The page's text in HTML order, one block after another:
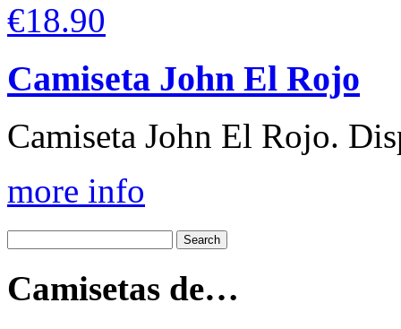
€18.90
Camiseta John El Rojo
Camiseta John El Rojo.
more info
Camisetas de…